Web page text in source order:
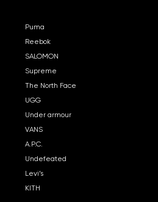
Puma
Reebok
SALOMON
Supreme
The North Face
UGG
Under armour
VANS
A.P.C.
Undefeated
Levi’s
KITH